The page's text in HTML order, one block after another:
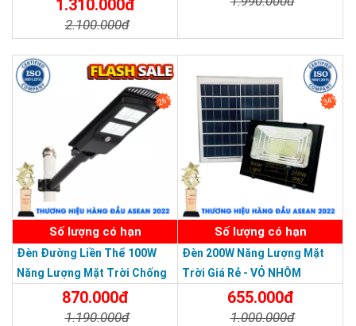
Chi Nhánh Đồng Nai: 2394 Quốc Lộ 1K, Phường Hoá An, TP. Biên
Hoà, Tỉnh Đồng Nai
Chi Nhánh Hà Nội: P914 Tòa Nhà CT4C/X2 KĐT Bắc Linh Đàm -
Hoàng Mai - Hà Nội.
ĐT: 09153 77770 - 028.66.795.79
SẢN PHẨM DỊCH VỤ CHẤT LƯỢNG ASEAN 2019
1.310.000đ
2.100.000đ
26%
Số lượng có hạn
Đèn Đường Liền Thể 100W
Năng Lượng Mặt Trời Chống
Nước Giá Rẻ870.000đ
1.190.000đ
34%
Số lượng có hạn
Đèn 200W Năng Lượng Mặt
Trời Giá Rẻ - VỎ NHÔM
655.000đ
1.000.000đ